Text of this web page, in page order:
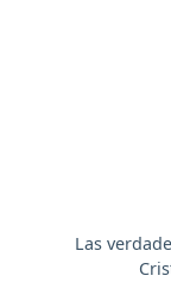
Las